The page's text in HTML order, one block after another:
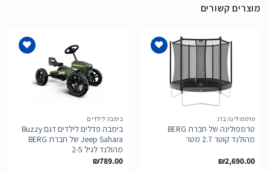
מוצרים קשורים
טרמפולינה ברג
טרמפולינה של חברת BERG
מהולנד קוטר 2.7 מטר
₪2,690.00
בימבה לילדים
בימבה פדלים לילדים דגם Buzzy
Jeep Sahara של חברת BERG
מהולנד לגיל 2-5
₪789.00